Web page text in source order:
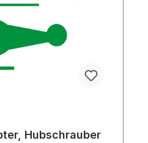
Hubschrauber